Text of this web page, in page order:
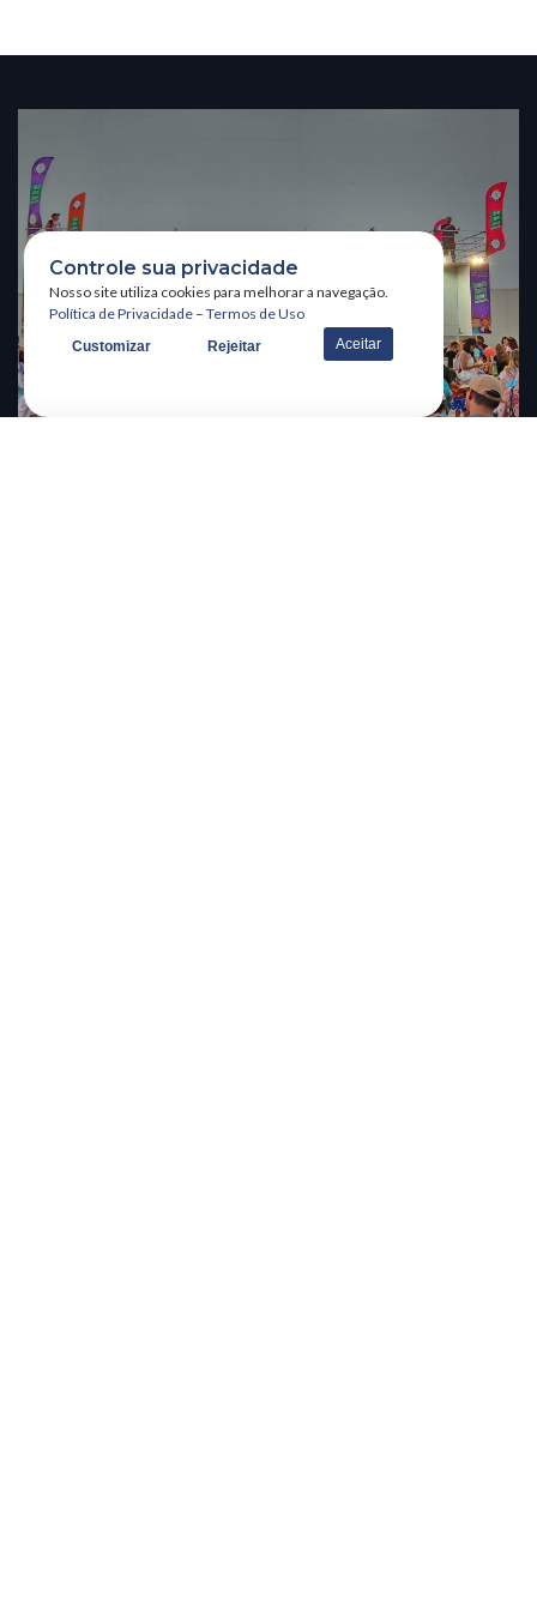
Controle sua privacidade
Nosso site utiliza cookies para melhorar a navegação.
Política de Privacidade – Termos de Uso
Customizar Rejeitar Aceitar